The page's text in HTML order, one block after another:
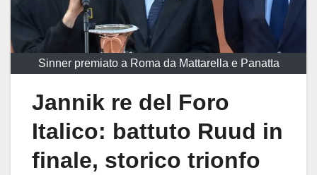
Sinner premiato a Roma da Mattarella e Panatta
Jannik re del Foro
Italico: battuto Ruud in
finale, storico trionfo